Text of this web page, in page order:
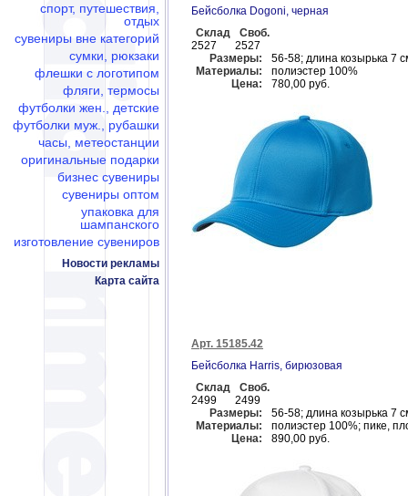
спорт, путешествия,
отдых
сувениры вне категорий
сумки, рюкзаки
флешки c логотипом
фляги, термосы
футболки жен., детские
футболки муж., рубашки
часы, метеостанции
оригинальные подарки
бизнес сувениры
сувениры оптом
упаковка для
шампанского
изготовление сувениров
Новости рекламы
Карта сайта
Бейсболка Dogoni, черная
Склад
Своб.
2527
2527
Размеры:
56-58; длина козырька 7
Материалы:
полиэстер 100%
Цена:
780,00 руб.
Арт. 15185.42
Бейсболка Harris, бирюзовая
Склад
Своб.
2499
2499
Размеры:
56-58; длина козырька 7
Материалы:
полиэстер 100%; пике,
Цена:
890,00 руб.